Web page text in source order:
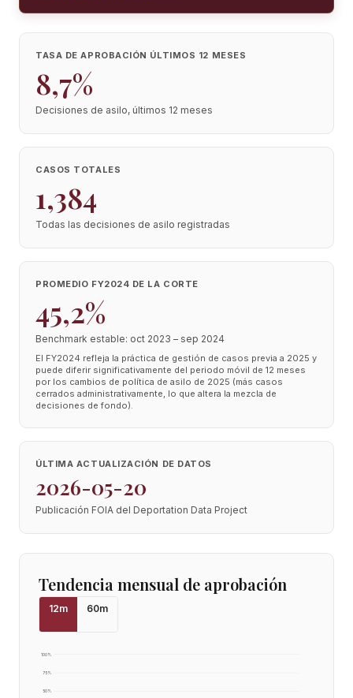
TASA DE APROBACIÓN ÚLTIMOS 12 MESES
8,7%
Decisiones de asilo, últimos 12 meses
CASOS TOTALES
1,384
Todas las decisiones de asilo registradas
PROMEDIO FY2024 DE LA CORTE
45,2%
Benchmark estable: oct 2023 – sep 2024
El FY2024 refleja la práctica de gestión de casos previa a 2025 y
puede diferir significativamente del periodo móvil de 12 meses
por los cambios de política de asilo de 2025 (más casos
cerrados administrativamente, lo que altera la mezcla de
decisiones de fondo).
ÚLTIMA ACTUALIZACIÓN DE DATOS
2026-05-20
Publicación FOIA del Deportation Data Project
Tendencia mensual de aprobación
12m 60m
50%
75%
100%